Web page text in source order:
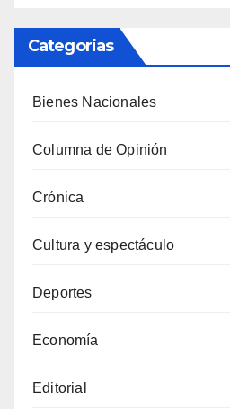
Categorias
Bienes Nacionales
Columna de Opinión
Crónica
Cultura y espectáculo
Deportes
Economía
Editorial